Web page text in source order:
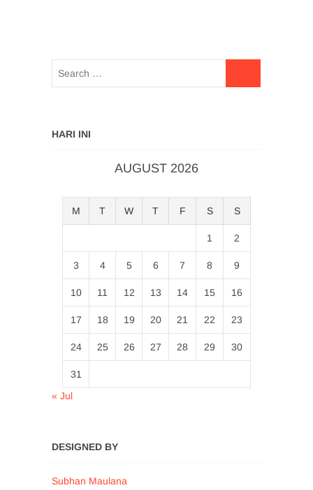
HARI INI
AUGUST 2026
M T W T F S S
1 2
3 4 5 6 7 8 9
10 11 12 13 14 15 16
17 18 19 20 21 22 23
24 25 26 27 28 29 30
31
« Jul
DESIGNED BY
Subhan Maulana